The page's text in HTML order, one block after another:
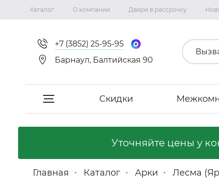
Каталог О компании Двери в рассрочку
+7 (3852) 25-95-95
Барнаул, Балтийская 90
Скидки
Межкомнатные двери
Уточняйте цены у
Главная Каталог Арки Лесма